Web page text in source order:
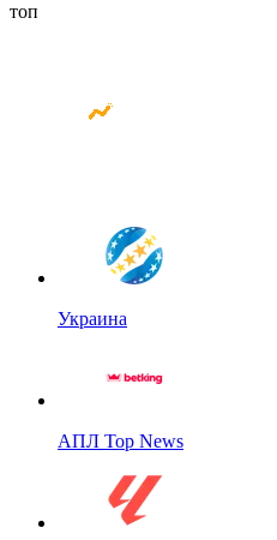
топ
Украина
АПЛ Top News